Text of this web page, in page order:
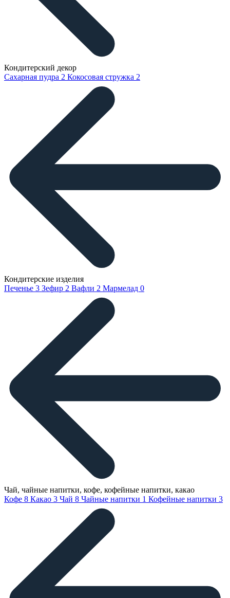
Кондитерский декор
Сахарная пудра 2 Кокосовая стружка 2
Кондитерские изделия
Печенье 3 Зефир 2 Вафли 2 Мармелад 0
Чай, чайные напитки, кофе, кофейные напитки, какао
Кофе 8 Какао 3 Чай 8 Чайные напитки 1 Кофейные напитки 3